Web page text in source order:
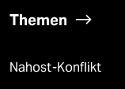
Themen
Nahost-Konflikt